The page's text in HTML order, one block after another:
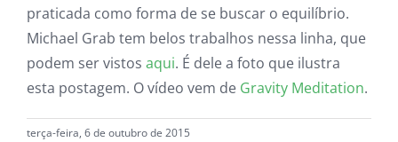
praticada como forma de se buscar o equilíbrio.
Michael Grab tem belos trabalhos nessa linha, que
podem ser vistos aqui. É dele a foto que ilustra
esta postagem. O vídeo vem de Gravity Meditation.
terça-feira, 6 de outubro de 2015